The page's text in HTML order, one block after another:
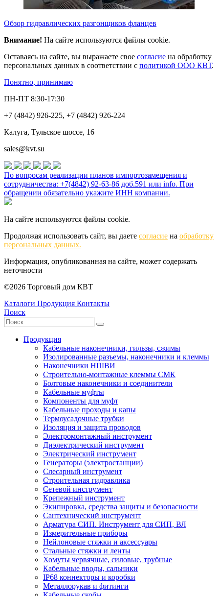
Обзор гидравлических разгонщиков фланцев
Внимание! На сайте используются файлы cookie.
Оставаясь на сайте, вы выражаете свое согласие на обработку
персональных данных в соответствии с политикой ООО КВТ.
Понятно, принимаю
ПН-ПТ 8:30-17:30
+7 (4842) 926-225, +7 (4842) 926-224
Калуга, Тульское шоссе, 16
sales@kvt.su
По вопросам реализации планов импортозамещения и
сотрудничества: +7(4842) 92-63-86 доб.591 или info. При
обращении обязательно укажите ИНН компании.
На сайте используются файлы cookie.
Продолжая использовать сайт, вы даете согласие на обработку
персональных данных.
Информация, опубликованная на сайте, может содержать
неточности
©2026 Торговый дом КВТ
Каталоги Продукция Контакты
Поиск
Продукция
Кабельные наконечники, гильзы, сжимы
Изолированные разъемы, наконечники и клеммы
Наконечники НШВИ
Строительно-монтажные клеммы СМК
Болтовые наконечники и соединители
Кабельные муфты
Компоненты для муфт
Кабельные проходы и капы
Термоусадочные трубки
Изоляция и защита проводов
Электромонтажный инструмент
Диэлектрический инструмент
Электрический инструмент
Генераторы (электростанции)
Слесарный инструмент
Строительная гидравлика
Сетевой инструмент
Крепежный инструмент
Экипировка, средства защиты и безопасности
Сантехнический инструмент
Арматура СИП. Инструмент для СИП, ВЛ
Измерительные приборы
Нейлоновые стяжки и аксессуары
Стальные стяжки и ленты
Хомуты червячные, силовые, трубные
Кабельные вводы, сальники
IP68 коннекторы и коробки
Металлорукав и фитинги